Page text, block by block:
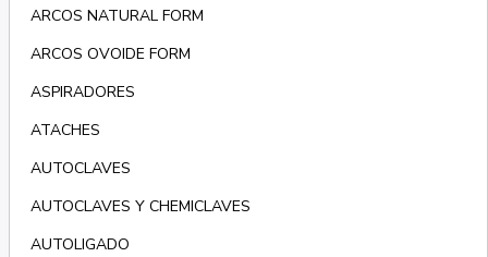
ARCOS NATURAL FORM
ARCOS OVOIDE FORM
ASPIRADORES
ATACHES
AUTOCLAVES
AUTOCLAVES Y CHEMICLAVES
AUTOLIGADO